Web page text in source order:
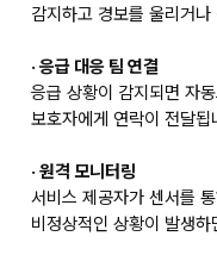
감지하고 경보를 울리거
· 응급 대응 팀 연결
응급 상황이 감지되면 자
보호자에게 연락이 전달됩
· 원격 모니터링
서비스 제공자가 센서를
비정상적인 상황이 발생